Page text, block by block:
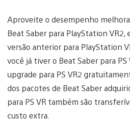
Aproveite o desempenho
Beat Saber para PlayStation VR2,
versão anterior para PlayStation
você já tiver o Beat Saber para PS
upgrade para PS VR2
dos pacotes de Beat Saber
para PS VR também são
custo extra.